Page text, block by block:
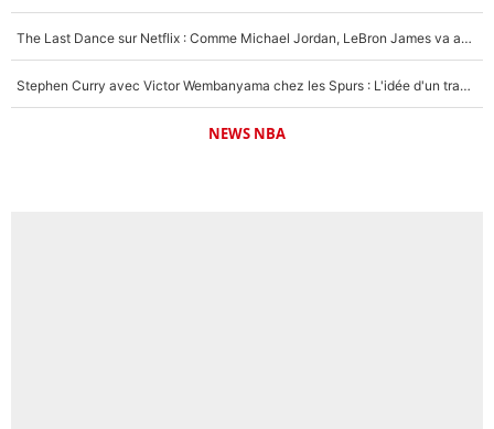
The Last Dance sur Netflix : Comme Michael Jordan, LeBron James va avoir le droit à sa série !
Stephen Curry avec Victor Wembanyama chez les Spurs : L'idée d'un trade historique est lancée en NBA !
NEWS NBA